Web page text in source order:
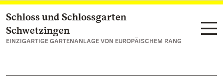
Zum Hauptinhalt springen
Schloss und Schlossgarten
Schwetzingen
EINZIGARTIGE GARTENANLAGE VON EUROPÄISCHEM RANG